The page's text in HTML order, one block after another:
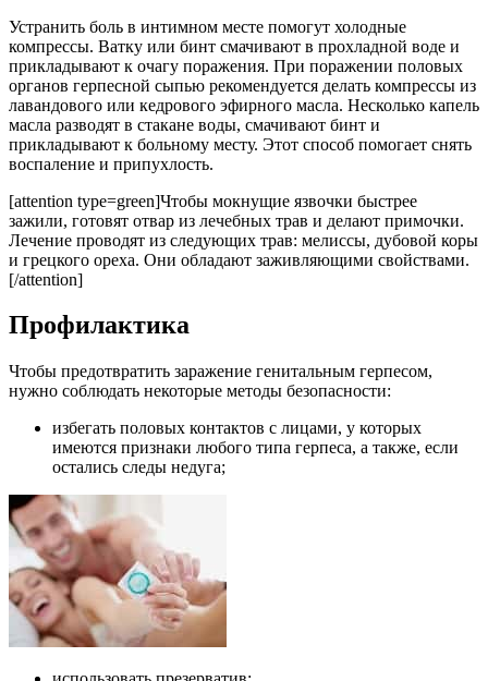
Устранить боль в интимном месте помогут холодные
компрессы. Ватку или бинт смачивают в прохладной воде и
прикладывают к очагу поражения. При поражении половых
органов герпесной сыпью рекомендуется делать компрессы из
лавандового или кедрового эфирного масла. Несколько капель
масла разводят в стакане воды, смачивают бинт и
прикладывают к больному месту. Этот способ помогает снять
воспаление и припухлость.
[attention type=green]Чтобы мокнущие язвочки быстрее
зажили, готовят отвар из лечебных трав и делают примочки.
Лечение проводят из следующих трав: мелиссы, дубовой коры
и грецкого ореха. Они обладают заживляющими свойствами.
[/attention]
Профилактика
Чтобы предотвратить заражение генитальным герпесом,
нужно соблюдать некоторые методы безопасности:
избегать половых контактов с лицами, у которых
имеются признаки любого типа герпеса, а также, если
остались следы недуга;